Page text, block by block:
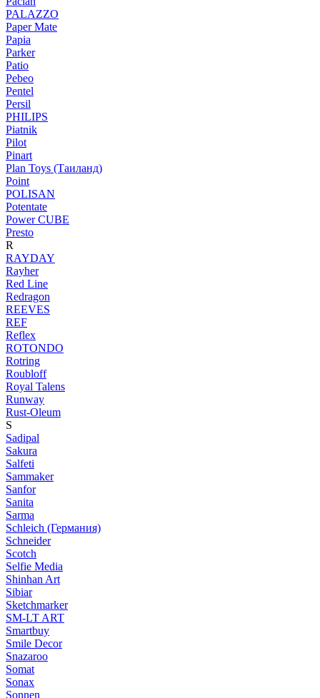
PALAZZO
Paper Mate
Papia
Parker
Patio
Pebeo
Pentel
Persil
PHILIPS
Piatnik
Pilot
Pinart
Plan Toys (Таиланд)
Point
POLISAN
Potentate
Power CUBE
Presto
R
RAYDAY
Rayher
Red Line
Redragon
REEVES
REF
Reflex
ROTONDO
Rotring
Roubloff
Royal Talens
Runway
Rust-Oleum
S
Sadipal
Sakura
Salfeti
Sammaker
Sanfor
Sanita
Sarma
Schleich (Германия)
Schneider
Scotch
Selfie Media
Shinhan Art
Sibiar
Sketchmarker
SM-LT ART
Smartbuy
Smile Decor
Snazaroo
Somat
Sonax
Sonnen